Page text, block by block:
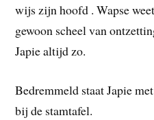
wijs zijn hoofd . Wapse
gewoon scheel van
Japie altijd zo.
Bedremmeld staat Japie
bij de stamtafel.